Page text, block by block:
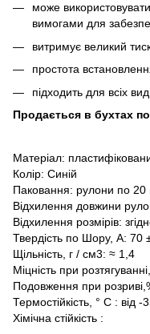
може
вимогами для
витримує великий
простота
підходить для всіх
Продається в бухтах
Матеріал:
Колір: Синій
Паковання: рулони по 20
Відхилення довжини
Відхилення розмірів:
Твердість по Шору, А: 70
Щільність, г / см3: ≈ 1,4
Міцність при
Подовження при
Термостійкість, ° C : від
Хімічна стійкість :